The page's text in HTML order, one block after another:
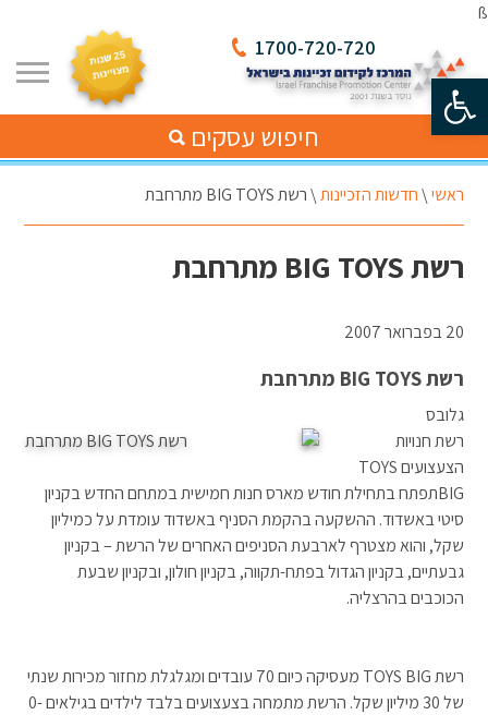
פתח סרגל נגישות
ß
1700-720-720
חיפוש עסקים
ראשי\חדשות הזכיינות\רשת BIG TOYS מתרחבת
רשת BIG TOYS מתרחבת
20 בפברואר 2007
רשת BIG TOYS מתרחבת
גלובס
רשת חנויות
הצעצועים TOYS
BIGתפתח בתחילת חודש מארס חנות חמישית במתחם החדש בקניון
סיטי באשדוד. ההשקעה בהקמת הסניף באשדוד עומדת על כמיליון
שקל, והוא מצטרף לארבעת הסניפים האחרים של הרשת – בקניון
גבעתיים, בקניון הגדול בפתח-תקווה, בקניון חולון, ובקניון שבעת
הכוכבים בהרצליה.
רשת TOYS BIG מעסיקה כיום 70 עובדים ומגלגלת מחזור מכירות שנתי
של 30 מיליון שקל. הרשת מתמחה בצעצועים בלבד לילדים בגילאים 0-